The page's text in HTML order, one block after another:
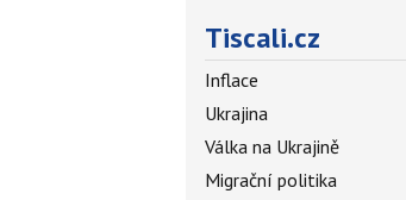
Tiscali.cz
Inflace
Ukrajina
Válka na Ukrajině
Migrační politika